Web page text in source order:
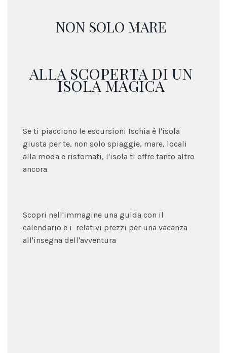
NON SOLO MARE
ALLA SCOPERTA DI UN
ISOLA MAGICA
Se ti piacciono le escursioni Ischia è l'isola
giusta per te, non solo spiaggie, mare, locali
alla moda e ristornati, l'isola ti offre tanto altro
ancora
Scopri nell'immagine una guida con il
calendario e i relativi prezzi per una vacanza
all'insegna dell'avventura